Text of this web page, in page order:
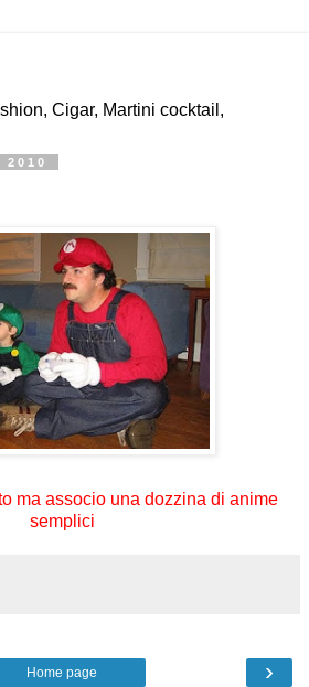
Cigar, Martini cocktail,
ma associo una dozzina di anime
semplici
›
Home page